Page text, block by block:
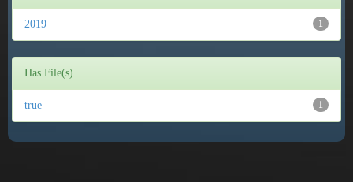
1
2019
Has File(s)
1
true